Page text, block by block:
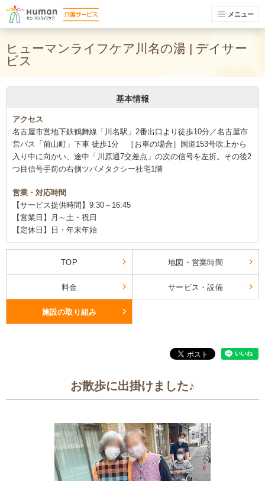
メニュー
ヒューマンライフケア川名の湯 | デイサー
ビス
基本情報
アクセス
名古屋市営地下鉄鶴舞線「川名駅」2番出口より徒歩10分／名古屋市
営バス「前山町」下車 徒歩1分 ［お車の場合］国道153号吹上から
入り中に向かい、途中「川原通7交差点」の次の信号を左折。その後2
つ目信号手前の右側ツバメタクシー社宅1階
営業・対応時間
【サービス提供時間】9:30～16:45
【営業日】月～土・祝日
【定休日】日・年末年始
TOP 地図・営業時間
料金 サービス・設備
施設の取り組み
お散歩に出掛けました♪